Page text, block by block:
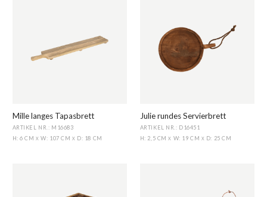
Mille langes Tapasbrett
ARTIKEL NR.: M16683
H: 6 CMX W: 107 CM X D: 18 CM
Julie rundes Servierbrett
ARTIKEL NR.: D16451
H: 2,5 CMX W: 19 CM X D: 25 CM